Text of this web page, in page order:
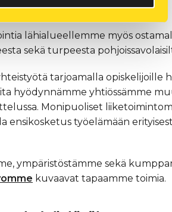
lähialueellemme myös
sekä turpeesta
tarjoamalla opiskelijoille
hyödynnämme yhtiössämme
Monipuoliset
ensikosketus työelämään
ympäristöstämme sekä
kuvaavat tapaamme toimia.